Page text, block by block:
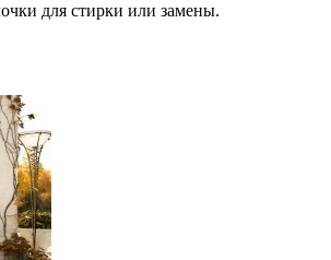
для стирки или замены.